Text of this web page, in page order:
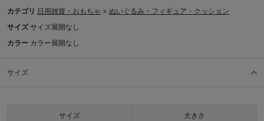
カテゴリ 日用雑貨・おもちゃ > ぬいぐるみ・フィギュア・クッション
サイズ サイズ展開なし
カラー カラー展開なし
サイズ
サイズ 大きさ